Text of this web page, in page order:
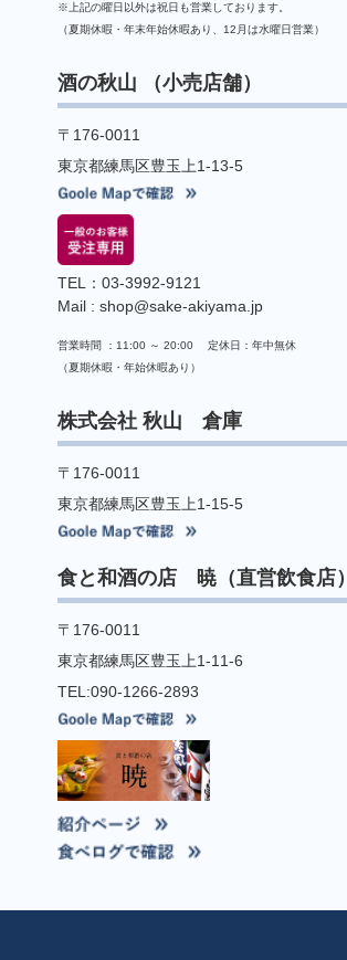
※上記の曜日以外は祝日も営業しております。
（夏期休暇・年末年始休暇あり、12月は水曜日営業）
酒の秋山 （小売店舗）
〒176-0011
東京都練馬区豊玉上1-13-5
TEL：03-3992-9121
Mail : shop@sake-akiyama.jp
営業時間 ：11:00 ～ 20:00 定休日：年中無休
（夏期休暇・年始休暇あり）
株式会社 秋山 倉庫
〒176-0011
東京都練馬区豊玉上1-15-5
食と和酒の店 暁（直営飲食店）
〒176-0011
東京都練馬区豊玉上1-11-6
TEL:090-1266-2893